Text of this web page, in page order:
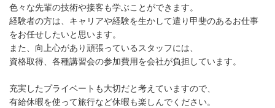
色々な先輩の技術や接客も学ぶことができます。
経験者の方は、キャリアや経験を生かして遣り甲斐のあるお仕事
をお任せしたいと思います。
また、向上心があり頑張っているスタッフには、
資格取得、各種講習会の参加費用を会社が負担しています。
充実したプライベートも大切だと考えていますので、
有給休暇を使って旅行など休暇も楽しんでください。